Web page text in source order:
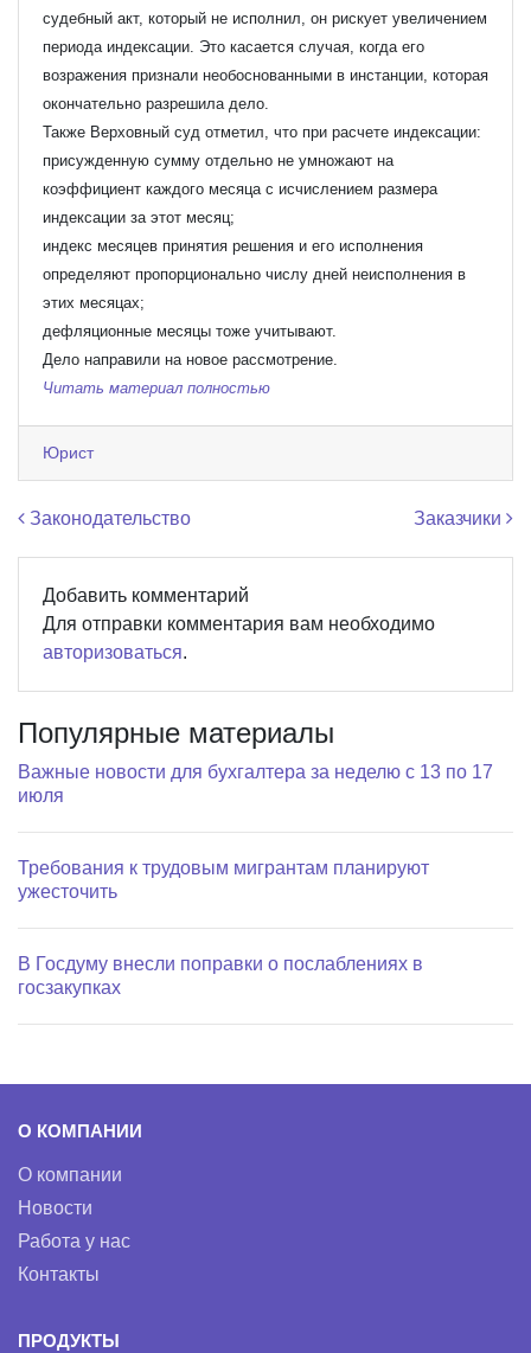
судебный акт, который не исполнил, он рискует увеличением
периода индексации. Это касается случая, когда его
возражения признали необоснованными в инстанции, которая
окончательно разрешила дело.
Также Верховный суд отметил, что при расчете индексации:
присужденную сумму отдельно не умножают на
коэффициент каждого месяца с исчислением размера
индексации за этот месяц;
индекс месяцев принятия решения и его исполнения
определяют пропорционально числу дней неисполнения в
этих месяцах;
дефляционные месяцы тоже учитывают.
Дело направили на новое рассмотрение.
Читать материал полностью
Юрист
Навигация по записям
Законодательство Заказчики
Добавить комментарий
Для отправки комментария вам необходимо
авторизоваться.
Популярные материалы
Важные новости для бухгалтера за неделю с 13 по 17
июля
Требования к трудовым мигрантам планируют
ужесточить
В Госдуму внесли поправки о послаблениях в
госзакупках
О КОМПАНИИ
О компании
Новости
Работа у нас
Контакты
ПРОДУКТЫ